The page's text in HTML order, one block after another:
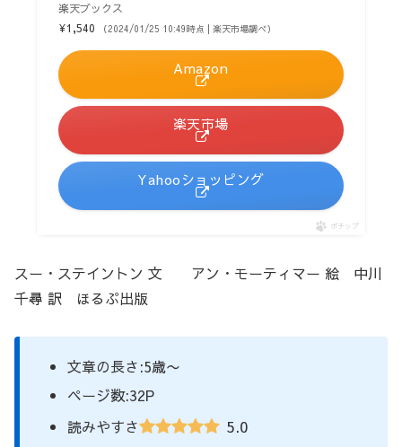
楽天ブックス
¥1,540
（2024/01/25 10:49時点 | 楽天市場調べ）
Amazon
楽天市場
Yahooショッピング
ポチップ
スー・ステイントン 文 アン・モーティマー 絵 中川
千尋 訳 ほるぷ出版
文章の長さ:5歳〜
ページ数:32P
読みやすさ
5.0